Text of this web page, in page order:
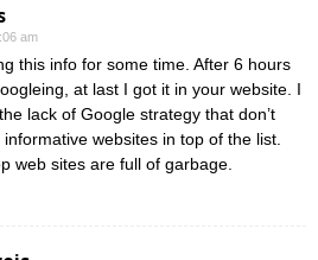
am
this info for some time. After 6 hours
at last I got it in your website. I
lack of Google strategy that don’t
websites in top of the list.
web sites are full of garbage.